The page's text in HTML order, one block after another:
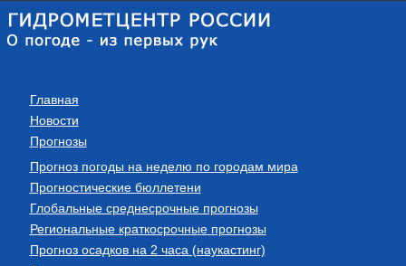
Главная
Новости
Прогнозы
Прогноз погоды на неделю по городам мира
Прогностические бюллетени
Глобальные среднесрочные прогнозы
Региональные краткосрочные прогнозы
Прогноз осадков на 2 часа (наукастинг)